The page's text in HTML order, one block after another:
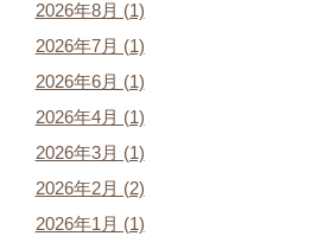
2026年8月 (1)
2026年7月 (1)
2026年6月 (1)
2026年4月 (1)
2026年3月 (1)
2026年2月 (2)
2026年1月 (1)